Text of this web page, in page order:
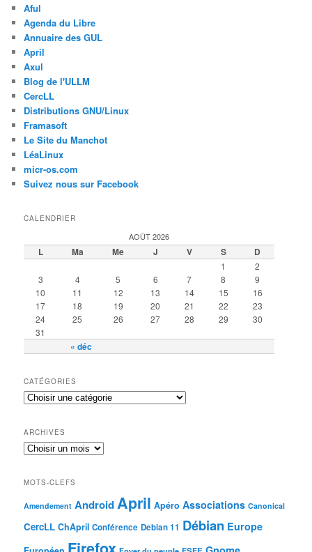
Aful
Agenda du Libre
Annuaire des GUL
April
Axul
Blog de l'ULLM
CercLL
Distributions GNU/Linux
Framasoft
Le Site du Manchot
LéaLinux
micr-os.com
Suivez nous sur Facebook
CALENDRIER
AOÛT 2026
L Ma Me J V S D
« déc
1
2
3
4 5 6 7 8
9
10
11 12 13 14 15
16
17
18 19 20 21 22
23
24
25 26 27 28 29
30
31
CATÉGORIES
ARCHIVES
MOTS-CLEFS
Amendement AndroidApril Apéro Associations Canonical
CercLL ChApril Conférence Debian 11 Débian Europe